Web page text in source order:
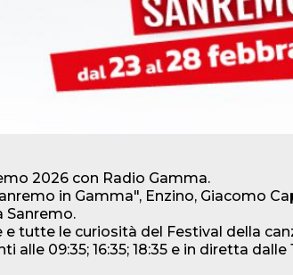
2026 con Radio Gamma.
in Gamma", Enzino, Giacomo
tutte le curiosità del Festival della
alle 09:35; 16:35; 18:35 e in diretta dalle